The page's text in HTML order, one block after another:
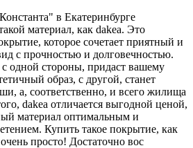
в Екатеринбурге
материал, как dakea. Это
которое сочетает приятный и
с прочностью и долговечностью.
одной стороны, придаст вашему
образ, с другой, станет
а, соответственно, и всего жилища
dakea отличается выгодной ценой,
материал оптимальным и
Купить такое покрытие, как
просто! Достаточно вос